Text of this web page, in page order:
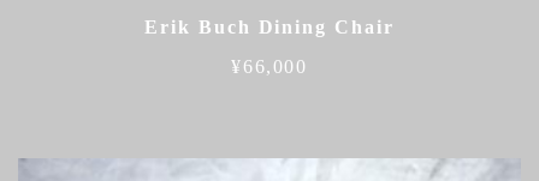
Erik Buch Dining Chair
¥66,000